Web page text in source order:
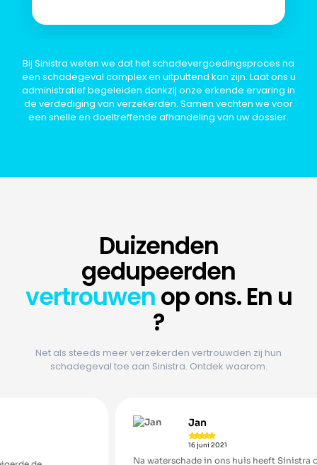
Bij Sinistra weten we dat het schadevergoedingsproces na
een schadegeval complex en uitputtend kan zijn. Laat ons u
administratief begeleiden dankzij onze erkende ervaring in
de verdediging van verzekerden. Samen vechten we voor
een snelle en doeltreffende afhandeling van uw dossier.
Duizenden
gedupeerden
vertrouwenop ons. En u
?
Net als steeds meer verzekerden vertrouwden zij hun
schadegeval toe aan Sinistra. Ontdek waarom.
Jan
Na waterschade in ons huis heeft Sinistra ons dossier met